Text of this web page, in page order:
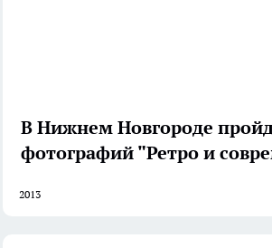
В Нижнем Новгороде
фотографий "Ретро и
2013